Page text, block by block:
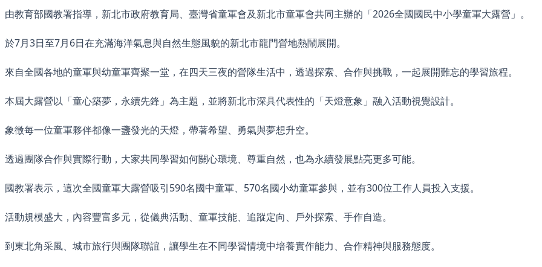
由教育部國教署指導，新北市政府教育局、臺灣省童軍會及新北市童軍會共同主辦的「2026全國國民中小學童軍大露營」。
於7月3日至7月6日在充滿海洋氣息與自然生態風貌的新北市龍門營地熱鬧展開。
來自全國各地的童軍與幼童軍齊聚一堂，在四天三夜的營隊生活中，透過探索、合作與挑戰，一起展開難忘的學習旅程。
本屆大露營以「童心築夢，永續先鋒」為主題，並將新北市深具代表性的「天燈意象」融入活動視覺設計。
象徵每一位童軍夥伴都像一盞發光的天燈，帶著希望、勇氣與夢想升空。
透過團隊合作與實際行動，大家共同學習如何關心環境、尊重自然，也為永續發展點亮更多可能。
國教署表示，這次全國童軍大露營吸引590名國中童軍、570名國小幼童軍參與，並有300位工作人員投入支援。
活動規模盛大，內容豐富多元，從儀典活動、童軍技能、追蹤定向、戶外探索、手作自造。
到東北角采風、城市旅行與團隊聯誼，讓學生在不同學習情境中培養實作能力、合作精神與服務態度。